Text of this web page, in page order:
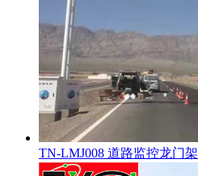
TN-LMJ008 道路监控龙门架